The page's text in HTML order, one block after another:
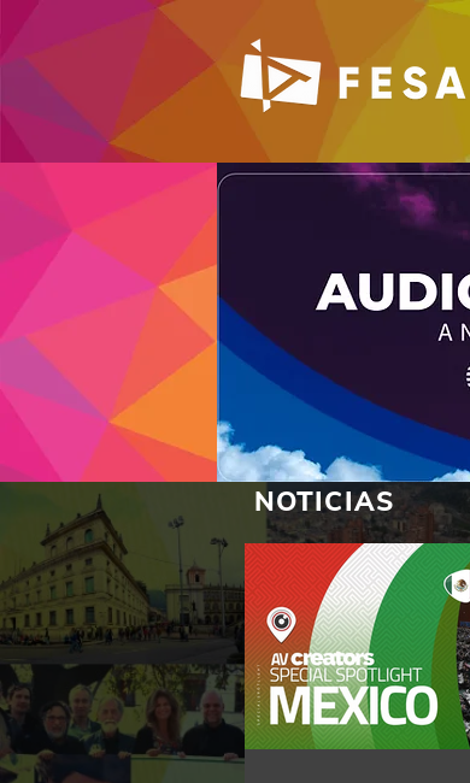
NOTICIAS